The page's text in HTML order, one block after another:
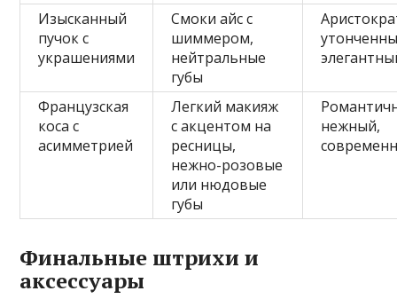
Изысканный
пучок с
украшениями
Смоки айс с
шиммером,
нейтральные
губы
Французская
коса с
асимметрией
Легкий макияж
с акцентом на
ресницы,
нежно-розовые
или нюдовые
губы
нежный,
Финальные штрихи и
аксессуары